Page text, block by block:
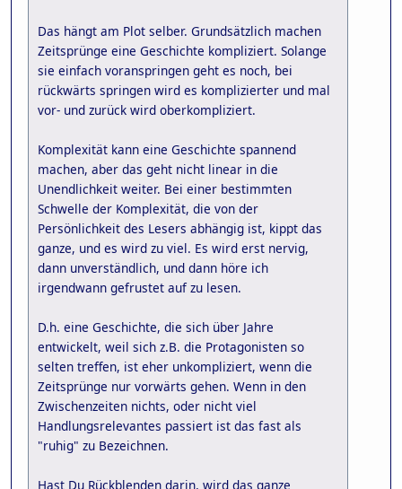
Das hängt am Plot selber. Grundsätzlich machen
Zeitsprünge eine Geschichte kompliziert. Solange
sie einfach voranspringen geht es noch, bei
rückwärts springen wird es komplizierter und mal
vor- und zurück wird oberkompliziert.
Komplexität kann eine Geschichte spannend
machen, aber das geht nicht linear in die
Unendlichkeit weiter. Bei einer bestimmten
Schwelle der Komplexität, die von der
Persönlichkeit des Lesers abhängig ist, kippt das
ganze, und es wird zu viel. Es wird erst nervig,
dann unverständlich, und dann höre ich
irgendwann gefrustet auf zu lesen.
D.h. eine Geschichte, die sich über Jahre
entwickelt, weil sich z.B. die Protagonisten so
selten treffen, ist eher unkompliziert, wenn die
Zeitsprünge nur vorwärts gehen. Wenn in den
Zwischenzeiten nichts, oder nicht viel
Handlungsrelevantes passiert ist das fast als
"ruhig" zu Bezeichnen.
Hast Du Rückblenden darin, wird das ganze